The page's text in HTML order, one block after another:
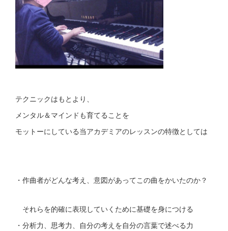
テクニックはもとより、
メンタル＆マインドも育てることを
モットーにしている当アカデミアのレッスンの特徴としては
・作曲者がどんな考え、意図があってこの曲をかいたのか？
それらを的確に表現していくために基礎を身につける
・分析力、思考力、自分の考えを自分の言葉で述べる力